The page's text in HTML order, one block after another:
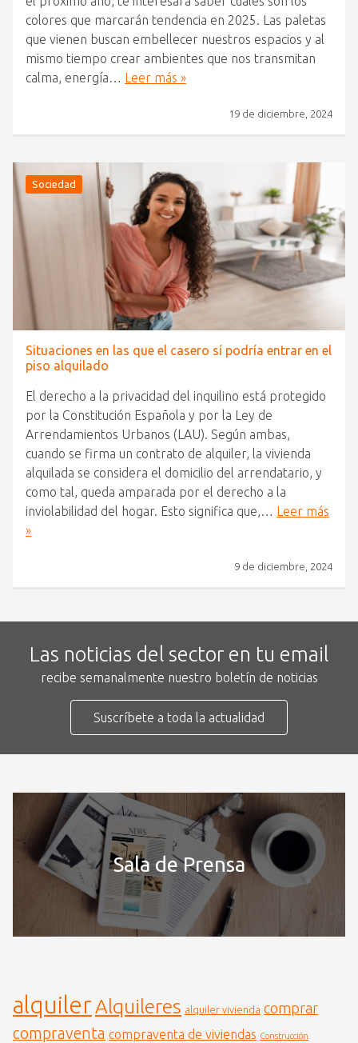
colores que marcarán tendencia en 2025. Las paletas
que vienen buscan embellecer nuestros espacios y al
mismo tiempo crear ambientes que nos transmitan
calma, energía… Leer más »
19 de diciembre, 2024
Sociedad
Situaciones en las que el casero sí podría entrar en el
piso alquilado
El derecho a la privacidad del inquilino está protegido
por la Constitución Española y por la Ley de
Arrendamientos Urbanos (LAU). Según ambas,
cuando se firma un contrato de alquiler, la vivienda
alquilada se considera el domicilio del arrendatario, y
como tal, queda amparada por el derecho a la
inviolabilidad del hogar. Esto significa que,… Leer más
»
9 de diciembre, 2024
Las noticias del sector en tu email
recibe semanalmente nuestro boletín de noticias
Suscríbete a toda la actualidad
Sala de Prensa
alquilerAlquileres alquiler vivienda comprar
compraventa compraventa de viviendas Construcción